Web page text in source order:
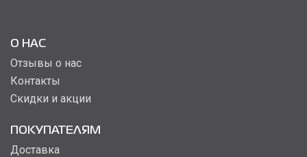
О НАС
Отзывы о нас
Контакты
Скидки и акции
ПОКУПАТЕЛЯМ
Доставка